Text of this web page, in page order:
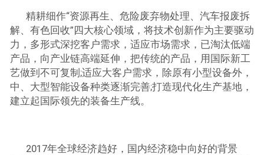
精耕细作“资源再生、危险废弃物处理、汽车报废拆
解、有色回收”四大核心领域，将技术创新作为主要驱动
力，多形式深挖客户需求，适应市场需求，已淘汰低端
产品，向产业链高端延伸，把传统的产品，用国际新工
艺做到不可复制;适应大客户需求，除原有小型设备外，
中、大型智能设备种类逐渐完善;打造现代化生产基地，
建立起国际领先的装备生产线。
2017年全球经济趋好，国内经济稳中向好的背景